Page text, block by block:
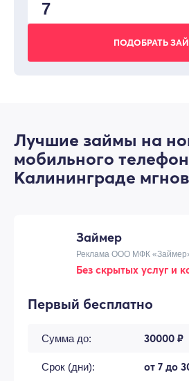
Лучшие займы на
мобильного
Калининграде
Займер
Реклама ООО МФК
Без скрытых услуг и
Первый бесплатно
Сумма до: 30000 ₽
Срок (дни): от 7 до